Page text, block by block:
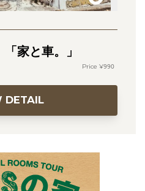
家と車。」
990
DETAIL